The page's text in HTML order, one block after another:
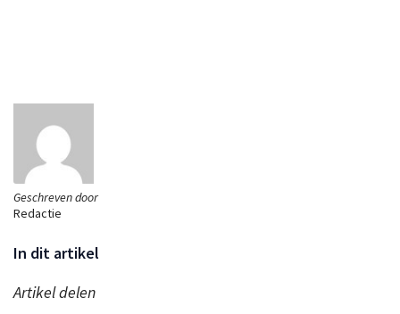
Geschreven door
Redactie
In dit artikel
Artikel delen